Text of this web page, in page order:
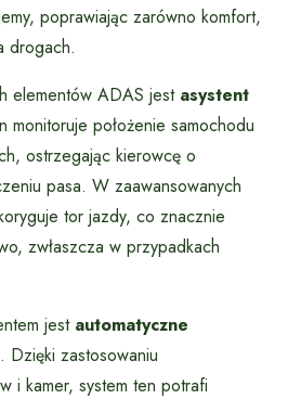
poprawiając zarówno komfort,
drogach.
elementów ADAS jest asystent
monitoruje położenie samochodu
ostrzegając kierowcę o
pasa. W zaawansowanych
tor jazdy, co znacznie
zwłaszcza w przypadkach
jest automatyczne
. Dzięki zastosowaniu
i kamer, system ten potrafi